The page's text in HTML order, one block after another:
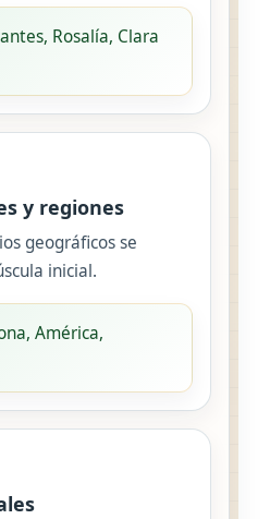
Rosalía, Clara
y regiones
geográficos se
inicial.
América,